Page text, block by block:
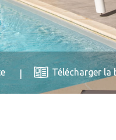
Télécharger la